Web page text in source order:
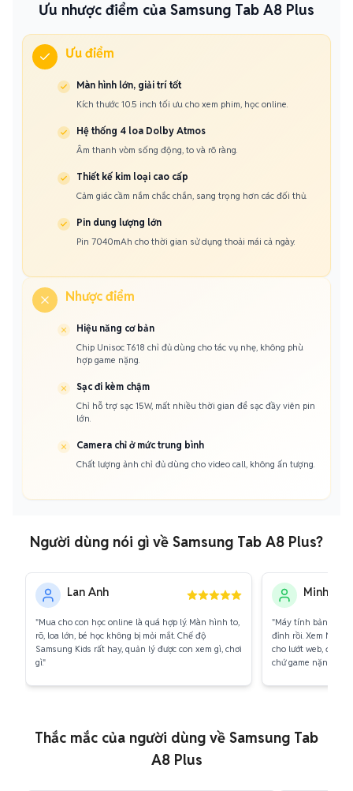
Ưu nhược điểm của Samsung Tab A8 Plus
Ưu điểm
Màn hình lớn, giải trí tốt
Kích thước 10.5 inch tối ưu cho xem phim, học online.
Hệ thống 4 loa Dolby Atmos
Âm thanh vòm sống động, to và rõ ràng.
Thiết kế kim loại cao cấp
Cảm giác cầm nắm chắc chắn, sang trọng hơn các đối thủ.
Pin dung lượng lớn
Pin 7040mAh cho thời gian sử dụng thoải mái cả ngày.
Nhược điểm
Hiệu năng cơ bản
Chip Unisoc T618 chỉ đủ dùng cho tác vụ nhẹ, không phù
hợp game nặng.
Sạc đi kèm chậm
Chỉ hỗ trợ sạc 15W, mất nhiều thời gian để sạc đầy viên pin
lớn.
Camera chỉ ở mức trung bình
Chất lượng ảnh chỉ đủ dùng cho video call, không ấn tượng.
Người dùng nói gì về Samsung Tab A8 Plus?
Lan Anh
"Mua cho con học online là quá hợp lý. Màn hình to,
rõ, loa lớn, bé học không bị mỏi mắt. Chế độ
Samsung Kids rất hay, quản lý được con xem gì, chơi
gì."
Minh
"Máy tính bảng giá
đỉnh rồi. Xem
cho lướt web, đọc
chứ game nặng hơi
Thắc mắc của người dùng về Samsung Tab
A8 Plus